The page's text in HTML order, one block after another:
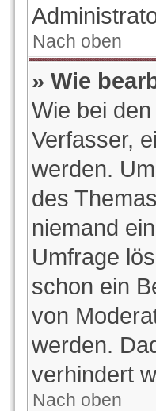
Nach oben
» Wie
Wie bei
Verfasser,
werden.
des
niemand
Umfrage
schon ein
von
werden.
verhindert
Nach oben